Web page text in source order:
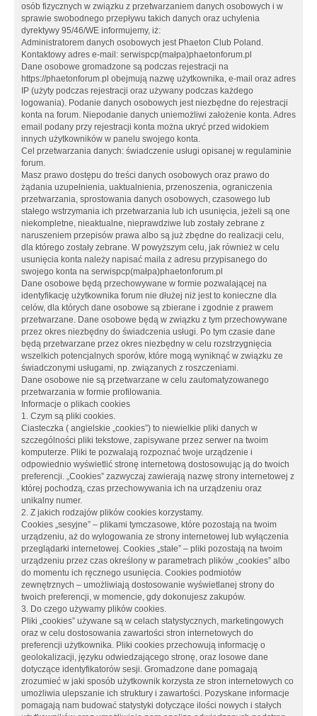
osób fizycznych w związku z przetwarzaniem danych osobowych i w
sprawie swobodnego przepływu takich danych oraz uchylenia
dyrektywy 95/46/WE informujemy, iż:
Administratorem danych osobowych jest Phaeton Club Poland.
Kontaktowy adres e-mail: serwispcp(małpa)phaetonforum.pl
Dane osobowe gromadzone są podczas rejestracji na
https://phaetonforum.pl obejmują nazwę użytkownika, e-mail oraz adres
IP (użyty podczas rejestracji oraz używany podczas każdego
logowania). Podanie danych osobowych jest niezbędne do rejestracji
konta na forum. Niepodanie danych uniemożliwi założenie konta. Adres
email podany przy rejestracji konta można ukryć przed widokiem
innych użytkowników w panelu swojego konta.
Cel przetwarzania danych: świadczenie usługi opisanej w regulaminie
forum.
Masz prawo dostępu do treści danych osobowych oraz prawo do
żądania uzupełnienia, uaktualnienia, przenoszenia, ograniczenia
przetwarzania, sprostowania danych osobowych, czasowego lub
stałego wstrzymania ich przetwarzania lub ich usunięcia, jeżeli są one
niekompletne, nieaktualne, nieprawdziwe lub zostały zebrane z
naruszeniem przepisów prawa albo są już zbędne do realizacji celu,
dla którego zostały zebrane. W powyższym celu, jak również w celu
usunięcia konta należy napisać maila z adresu przypisanego do
swojego konta na serwispcp(małpa)phaetonforum.pl
Dane osobowe będą przechowywane w formie pozwalającej na
identyfikację użytkownika forum nie dłużej niż jest to konieczne dla
celów, dla których dane osobowe są zbierane i zgodnie z prawem
przetwarzane. Dane osobowe będą w związku z tym przechowywane
przez okres niezbędny do świadczenia usługi. Po tym czasie dane
będą przetwarzane przez okres niezbędny w celu rozstrzygnięcia
wszelkich potencjalnych sporów, które mogą wyniknąć w związku ze
świadczonymi usługami, np. związanych z roszczeniami.
Dane osobowe nie są przetwarzane w celu zautomatyzowanego
przetwarzania w formie profilowania.
Informacje o plikach cookies
1. Czym są pliki cookies.
Ciasteczka ( angielskie „cookies”) to niewielkie pliki danych w
szczególności pliki tekstowe, zapisywane przez serwer na twoim
komputerze. Pliki te pozwalają rozpoznać twoje urządzenie i
odpowiednio wyświetlić stronę internetową dostosowując ją do twoich
preferencji. „Cookies” zazwyczaj zawierają nazwę strony internetowej z
której pochodzą, czas przechowywania ich na urządzeniu oraz
unikalny numer.
2. Z jakich rodzajów plików cookies korzystamy.
Cookies „sesyjne” – plikami tymczasowe, które pozostają na twoim
urządzeniu, aż do wylogowania ze strony internetowej lub wyłączenia
przeglądarki internetowej. Cookies „stałe” – pliki pozostają na twoim
urządzeniu przez czas określony w parametrach plików „cookies” albo
do momentu ich ręcznego usunięcia. Cookies podmiotów
zewnętrznych – umożliwiają dostosowanie wyświetlanej strony do
twoich preferencji, w momencie, gdy dokonujesz zakupów.
3. Do czego używamy plików cookies.
Pliki „cookies” używane są w celach statystycznych, marketingowych
oraz w celu dostosowania zawartości stron internetowych do
preferencji użytkownika. Pliki cookies przechowują informację o
geolokalizacji, języku odwiedzającego stronę, oraz losowe dane
dotyczące identyfikatorów sesji. Gromadzone dane pomagają
zrozumieć w jaki sposób użytkownik korzysta ze stron internetowych co
umożliwia ulepszanie ich struktury i zawartości. Pozyskane informacje
pomagają nam budować statystyki dotyczące ilości nowych i stałych